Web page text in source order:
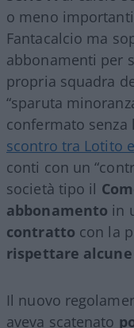
I giorni che
Serie A di calcio
o meno
Fantacalcio ma
abbonamenti per
“sparuta
confermato senza